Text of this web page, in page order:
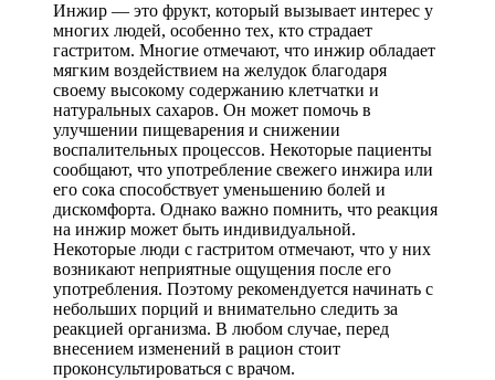
Инжир — это фрукт, который вызывает интерес у
многих людей, особенно тех, кто страдает
гастритом. Многие отмечают, что инжир обладает
мягким воздействием на желудок благодаря
своему высокому содержанию клетчатки и
натуральных сахаров. Он может помочь в
улучшении пищеварения и снижении
воспалительных процессов. Некоторые пациенты
сообщают, что употребление свежего инжира или
его сока способствует уменьшению болей и
дискомфорта. Однако важно помнить, что реакция
на инжир может быть индивидуальной.
Некоторые люди с гастритом отмечают, что у них
возникают неприятные ощущения после его
употребления. Поэтому рекомендуется начинать с
небольших порций и внимательно следить за
реакцией организма. В любом случае, перед
внесением изменений в рацион стоит
проконсультироваться с врачом.